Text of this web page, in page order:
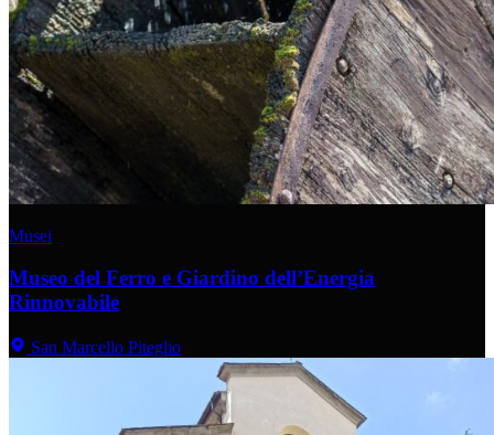
Musei
Museo del Ferro e Giardino dell’Energia
Rinnovabile
San Marcello Piteglio